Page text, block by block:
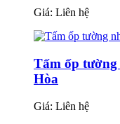
Giá: Liên hệ
Tấm ốp
Hòa
Giá: Liên hệ